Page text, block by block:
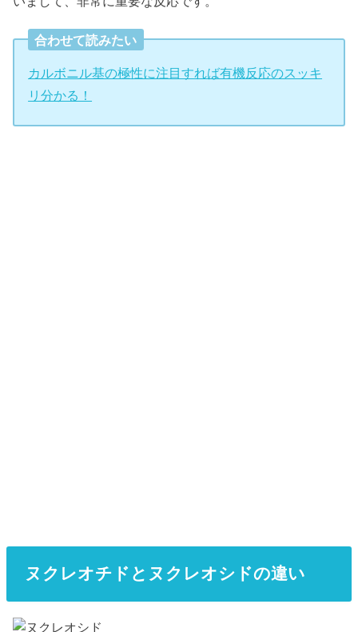
合わせて読みたい
カルボニル基の極性に注目すれば有機反応のスッキ
リ分かる！
ヌクレオチドとヌクレオシドの違い